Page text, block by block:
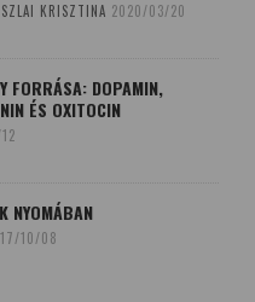
KRISZTINA 2020/03/20
FORRÁSA: DOPAMIN,
ÉS OXITOCIN
NYOMÁBAN
10/08